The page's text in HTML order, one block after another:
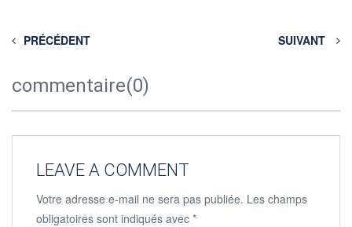
PRÉCÉDENT SUIVANT
commentaire(0)
LEAVE A COMMENT
Votre adresse e-mail ne sera pas publiée. Les champs
obligatoires sont indiqués avec *